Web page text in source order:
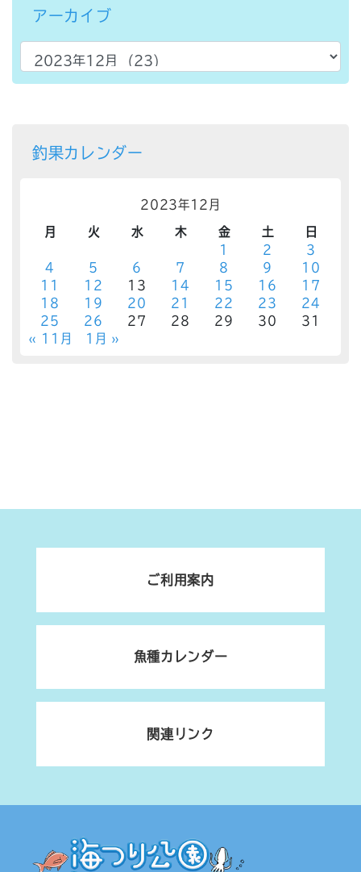
アーカイブ
釣果カレンダー
2023年12月
月 火 水 木 金 土
日
1
2
3
4
5 6 7 8 9
10
11
12 13 14 15 16
17
18
19 20 21 22 23
24
25
26 27 28 29 30
31
« 11月
1月 »
ご利用案内
魚種カレンダー
関連リンク